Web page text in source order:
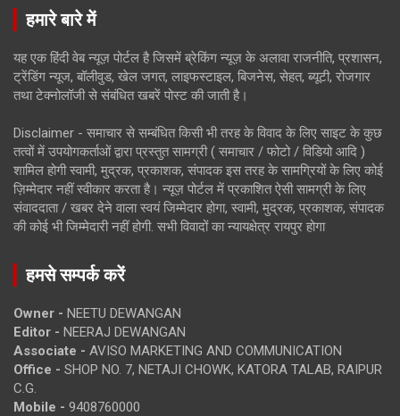
हमारे बारे में
यह एक हिंदी वेब न्यूज़ पोर्टल है जिसमें ब्रेकिंग न्यूज़ के अलावा राजनीति, प्रशासन,
ट्रेंडिंग न्यूज, बॉलीवुड, खेल जगत, लाइफस्टाइल, बिजनेस, सेहत, ब्यूटी, रोजगार
तथा टेक्नोलॉजी से संबंधित खबरें पोस्ट की जाती है।
Disclaimer - समाचार से सम्बंधित किसी भी तरह के विवाद के लिए साइट के कुछ
तत्वों में उपयोगकर्ताओं द्वारा प्रस्तुत सामग्री ( समाचार / फोटो / विडियो आदि )
शामिल होगी स्वामी, मुद्रक, प्रकाशक, संपादक इस तरह के सामग्रियों के लिए कोई
ज़िम्मेदार नहीं स्वीकार करता है। न्यूज़ पोर्टल में प्रकाशित ऐसी सामग्री के लिए
संवाददाता / खबर देने वाला स्वयं जिम्मेदार होगा, स्वामी, मुद्रक, प्रकाशक, संपादक
की कोई भी जिम्मेदारी नहीं होगी. सभी विवादों का न्यायक्षेत्र रायपुर होगा
हमसे सम्पर्क करें
Owner - NEETU DEWANGAN
Editor - NEERAJ DEWANGAN
Associate - AVISO MARKETING AND COMMUNICATION
Office - SHOP NO. 7, NETAJI CHOWK, KATORA TALAB, RAIPUR
C.G.
Mobile - 9408760000